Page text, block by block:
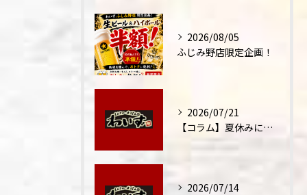
2026/08/05
ふじみ野店限定企画！
2026/07/21
【コラム】夏休みに家族外食が増える理由
2026/07/14